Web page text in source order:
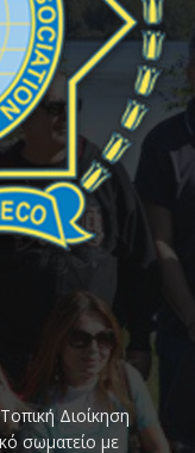
Διοίκηση
σωματείο με